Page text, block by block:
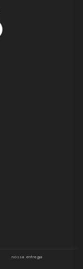
nossa entrega